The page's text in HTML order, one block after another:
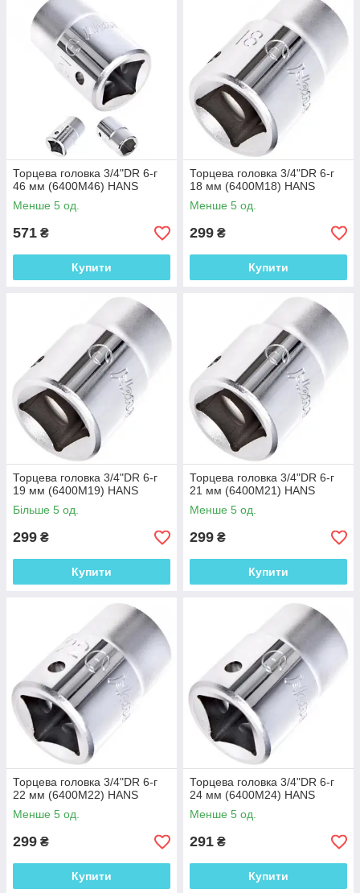
Торцева головка 3/4"DR 6-г
46 мм (6400M46) HANS
Менше 5 од.
571 ₴
Купити
Торцева головка 3/4"DR 6-г
18 мм (6400M18) HANS
Менше 5 од.
299 ₴
Купити
Торцева головка 3/4"DR 6-г
19 мм (6400M19) HANS
Більше 5 од.
299 ₴
Купити
Торцева головка 3/4"DR 6-г
21 мм (6400M21) HANS
Менше 5 од.
299 ₴
Купити
Торцева головка 3/4"DR 6-г
22 мм (6400M22) HANS
Менше 5 од.
299 ₴
Купити
Торцева головка 3/4"DR 6-г
24 мм (6400M24) HANS
Менше 5 од.
291 ₴
Купити